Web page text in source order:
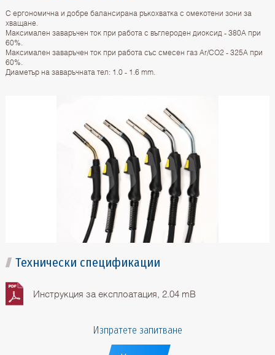
С ергономична и добре балансирана ръкохватка с омекотени зони за
хващане.
Максимален заваръчен ток при работа с въглероден диоксид - 380А при
60%.
Максимален заваръчен ток при работа със смесен газ Ar/CO2 - 325А при
60%.
Диаметър на заваръчната тел: 1.0 - 1.6 mm.
Технически спецификации
Инструкция за експлоатация, 2.04 mB
Изпратете запитване